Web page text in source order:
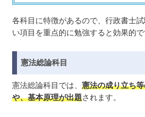
各科目に特徴があるので、行政書士
い項目を重点的に勉強すると効果的で
憲法総論科目
憲法総論科目では、 憲法の成り立ち
や、基本原理が出題されます。